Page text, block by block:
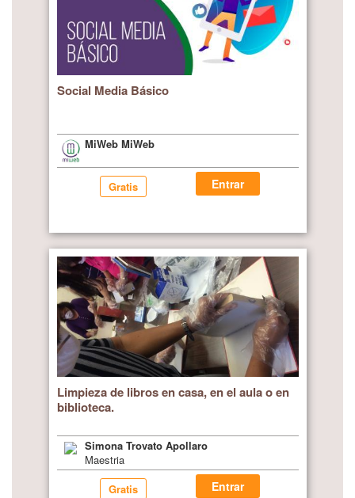
Social Media Básico
MiWeb MiWeb
Gratis Entrar
Limpieza de libros en casa, en el aula o en
biblioteca.
Simona Trovato Apollaro
Maestria
Gratis
Entrar